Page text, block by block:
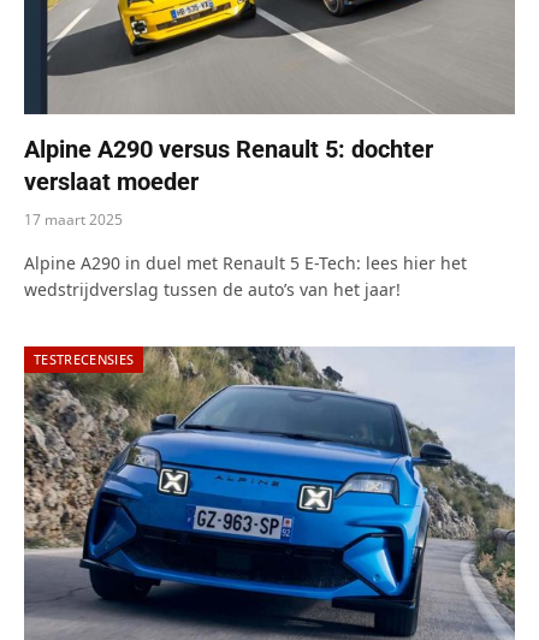
Alpine A290 versus Renault 5: dochter
verslaat moeder
17 maart 2025
Alpine A290 in duel met Renault 5 E-Tech: lees hier het
wedstrijdverslag tussen de auto’s van het jaar!
TESTRECENSIES